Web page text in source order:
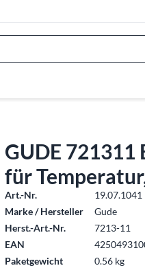
GUDE 721311
für
Art.-Nr.
19.07.1041
Marke / Hersteller
Gude
Herst.-Art.-Nr.
7213-11
EAN
Paketgewicht
0.56 kg